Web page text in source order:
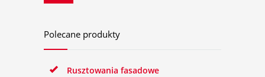
Polecane produkty
Rusztowania fasadowe